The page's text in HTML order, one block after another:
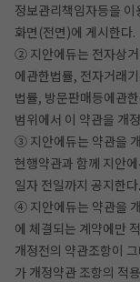
정보관리책임자등을
화면(전면)에 게시한다.
② 지안에듀는 전자상
에관한법률, 전자거래
법률, 방문판매등에관
범위에서 이 약관을 개
③ 지안에듀는 약관을
현행약관과 함께 지안
일자 전일까지 공지한다.
④ 지안에듀는 약관을
에 체결되는 계약에만
개정전의 약관조항이
가 개정약관 조항의 적